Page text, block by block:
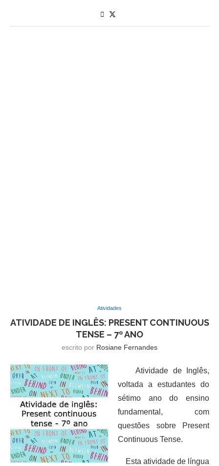
Atividades
ATIVIDADE DE INGLÊS: PRESENT CONTINUOUS
TENSE – 7º ANO
escrito por Rosiane Fernandes
Atividade de Inglês,
voltada a estudantes do
sétimo ano do ensino
fundamental, com
questões sobre Present
Continuous Tense.
Esta atividade de língua